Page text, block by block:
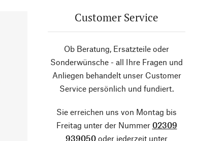
Customer Service
Ob Beratung, Ersatzteile oder
Sonderwünsche - all Ihre Fragen und
Anliegen behandelt unser Customer
Service persönlich und fundiert.
Sie erreichen uns von Montag bis
Freitag unter der Nummer 02309
939050 oder jederzeit unter